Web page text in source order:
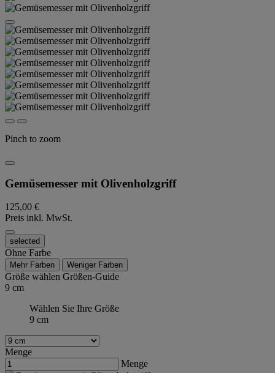
Pinch to zoom
Gemüsemesser mit Olivenholzgriff
125,00 €
Preis inkl. MwSt.
selected
Ohne Farbe
Mehr Farben Weniger Farben
Größe wählen Größen-Guide
9 cm
Wählen Sie Ihre Größe
9 cm
Menge
Menge